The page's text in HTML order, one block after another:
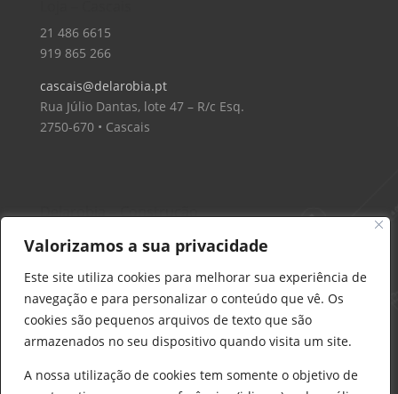
Valorizamos a sua privacidade
Este site utiliza cookies para melhorar sua experiência de
navegação e para personalizar o conteúdo que vê. Os
cookies são pequenos arquivos de texto que são
armazenados no seu dispositivo quando visita um site.
A nossa utilização de cookies tem somente o objetivo de
21 486 6615
919 865 266
cascais@delarobia.pt
Rua Júlio Dantas, lote 47 – R/c Esq.
2750-670 • Cascais
Delarobia – Construção
912 441 514
construcao@delarobia.pt
R. António Andrade, 1171
2820-287 • Charneca de Caparica